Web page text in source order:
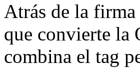
Atrás de la firma
que convierte la
combina el tag